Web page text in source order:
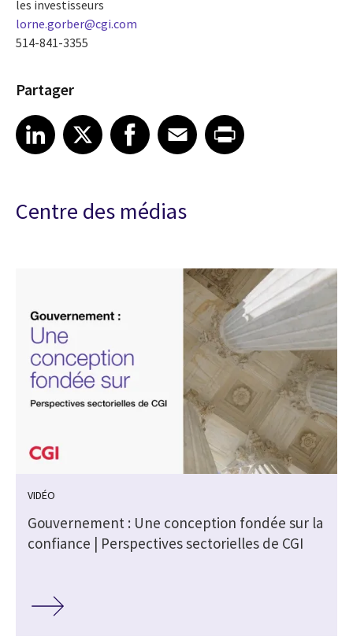
les investisseurs
lorne.gorber@cgi.com
514-841-3355
Partager
Share article on LinkedIn
LinkedIn
Share article on XShare article on Facebook
Facebook
Share article on Email
EmailShare article on Print
Centre des médias
VIDÉO
Gouvernement : Une conception fondée sur la
confiance | Perspectives sectorielles de CGI